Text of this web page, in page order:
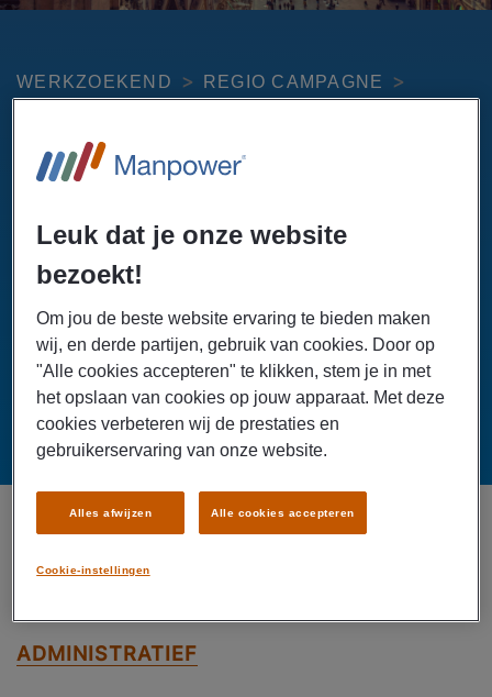
WERKZOEKEND
REGIO CAMPAGNE
Vacatures per vakgebied
Manpower heeft dagelijks nieuwe vacatures in diverse
sectoren. Dankzij ons grote, landelijke banenaanbod is er
altijd een passende functie in het vakgebied van jouw
voorkeur. Bekijk alle fulltime en parttime vacatures per
branche en solliciteer direct!
NAAR ALLE VACATURES
ADMINISTRATIEF
Leuk dat je onze website
bezoekt!
Om jou de beste website ervaring te bieden maken
wij, en derde partijen, gebruik van cookies. Door op
"Alle cookies accepteren" te klikken, stem je in met
het opslaan van cookies op jouw apparaat. Met deze
cookies verbeteren wij de prestaties en
gebruikerservaring van onze website.
Cookie-instellingen
Alles afwijzen Alle cookies accepteren